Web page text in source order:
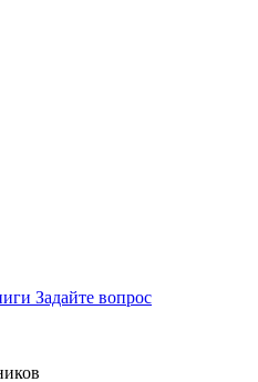
Задайте вопрос